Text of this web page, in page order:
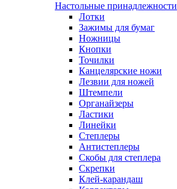
Настольные принадлежности
Лотки
Зажимы для бумаг
Ножницы
Кнопки
Точилки
Канцелярские ножи
Лезвии для ножей
Штемпели
Органайзеры
Ластики
Линейки
Степлеры
Антистеплеры
Скобы для степлера
Скрепки
Клей-карандаш